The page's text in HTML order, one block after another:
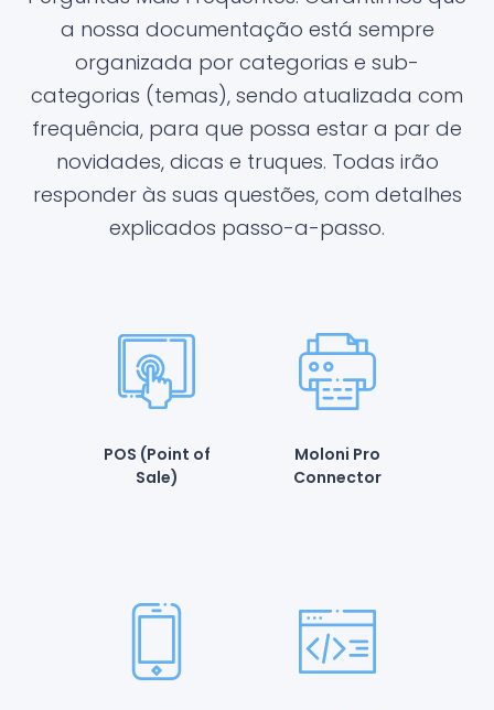
a nossa documentação está sempre
organizada por categorias e sub-
categorias (temas), sendo atualizada com
frequência, para que possa estar a par de
novidades, dicas e truques. Todas irão
responder às suas questões, com detalhes
explicados passo-a-passo.
POS (Point of
Sale)
Moloni Pro
Connector